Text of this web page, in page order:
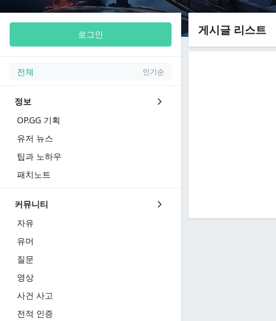
로그인
전체 인기순
정보
OP.GG 기획
유저 뉴스
팁과 노하우
패치노트
커뮤니티
자유
유머
질문
영상
사건 사고
전적 인증
게시글 리스트